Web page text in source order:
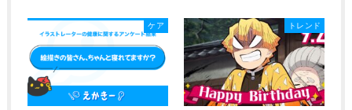
ケア トレンド